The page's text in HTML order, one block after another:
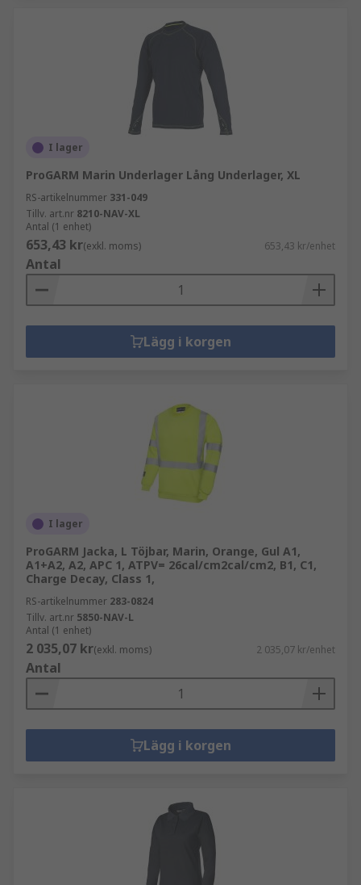
I lager
ProGARM Marin Underlager Lång Underlager, XL
RS-artikelnummer 331-049
Tillv. art.nr 8210-NAV-XL
Antal (1 enhet)
653,43 kr(exkl. moms) 653,43 kr/enhet
Antal
Lägg i korgen
I lager
ProGARM Jacka, L Töjbar, Marin, Orange, Gul A1,
A1+A2, A2, APC 1, ATPV= 26cal/cm2cal/cm2, B1, C1,
Charge Decay, Class 1,
RS-artikelnummer 283-0824
Tillv. art.nr 5850-NAV-L
Antal (1 enhet)
2 035,07 kr(exkl. moms) 2 035,07 kr/enhet
Antal
Lägg i korgen